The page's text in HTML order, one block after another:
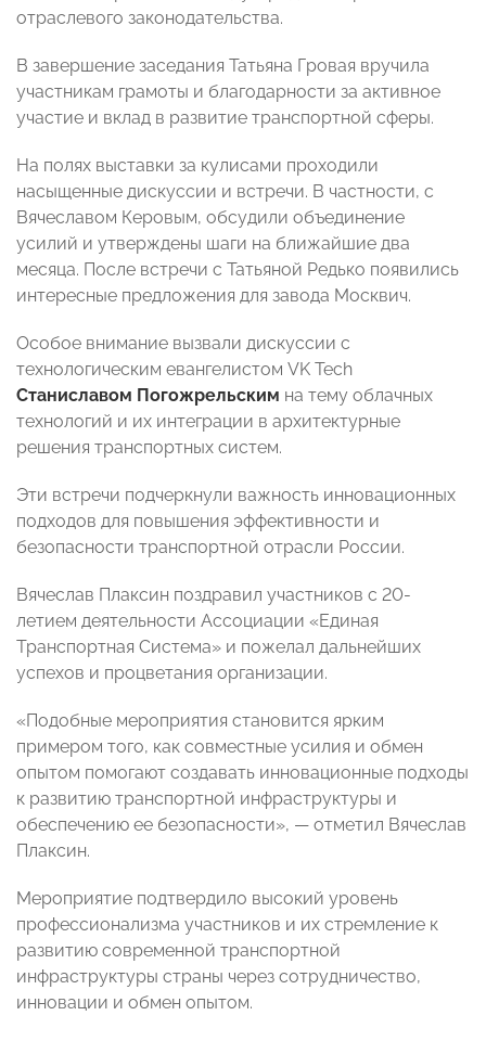
отраслевого законодательства.
В завершение заседания Татьяна Гровая вручила
участникам грамоты и благодарности за активное
участие и вклад в развитие транспортной сферы.
На полях выставки за кулисами проходили
насыщенные дискуссии и встречи. В частности, с
Вячеславом Керовым, обсудили объединение
усилий и утверждены шаги на ближайшие два
месяца. После встречи с Татьяной Редько появились
интересные предложения для завода Москвич.
Особое внимание вызвали дискуссии с
технологическим евангелистом VK Tech
Станиславом Погожрельским на тему облачных
технологий и их интеграции в архитектурные
решения транспортных систем.
Эти встречи подчеркнули важность инновационных
подходов для повышения эффективности и
безопасности транспортной отрасли России.
Вячеслав Плаксин поздравил участников с 20-
летием деятельности Ассоциации «Единая
Транспортная Система» и пожелал дальнейших
успехов и процветания организации.
«Подобные мероприятия становится ярким
примером того, как совместные усилия и обмен
опытом помогают создавать инновационные подходы
к развитию транспортной инфраструктуры и
обеспечению ее безопасности», — отметил Вячеслав
Плаксин.
Мероприятие подтвердило высокий уровень
профессионализма участников и их стремление к
развитию современной транспортной
инфраструктуры страны через сотрудничество,
инновации и обмен опытом.